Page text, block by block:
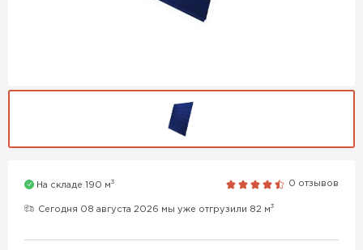
На складе 190 м3 0 отзывов
Сегодня 08 августа 2026 мы уже отгрузили 82 м3